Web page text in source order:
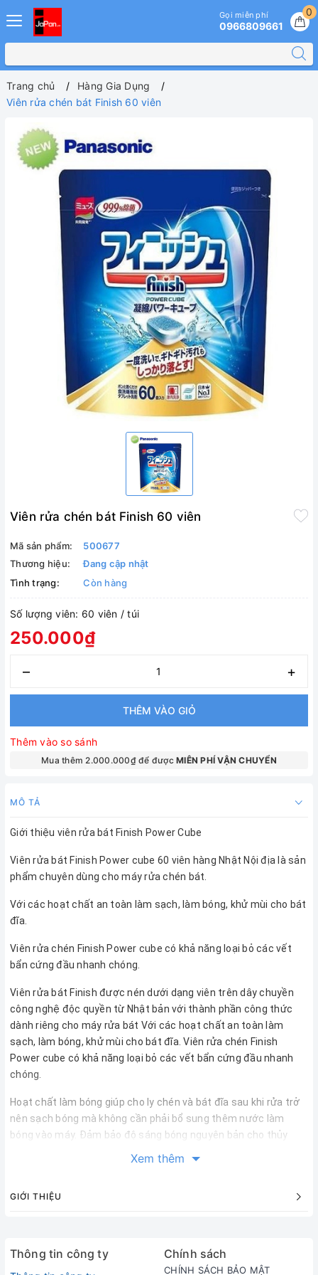
0
Gọi miễn phí
0966809661
Trang chủ
Hàng Gia Dụng
Viên rửa chén bát Finish 60 viên
Viên rửa chén bát Finish 60 viên
Mã sản phẩm:
500677
Thương hiệu:
Đang cập nhật
Tình trạng:
Còn hàng
Số lượng viên: 60 viên / túi
250.000₫
– +
THÊM VÀO GIỎ
Thêm vào so sánh
Mua thêm 2.000.000₫ để đượcMIÊN PHÍ VẬN CHUYỂN
MÔ TẢ
Giới thiệu viên rửa bát Finish Power Cube
Viên rửa bát Finish Power cube 60 viên hàng Nhật Nội địa là sản
phẩm chuyên dùng cho máy rửa chén bát.
Với các hoạt chất an toàn làm sạch, làm bóng, khử mùi cho bát
đĩa.
Viên rửa chén Finish Power cube có khả năng loại bỏ các vết
bẩn cứng đầu nhanh chóng.
Viên rửa bát Finish được nén dưới dạng viên trên dây chuyền
công nghệ độc quyền từ Nhật bản với thành phần công thức
dành riêng cho máy rửa bát Với các hoạt chất an toàn làm
sạch, làm bóng, khử mùi cho bát đĩa. Viên rửa chén Finish
Power cube có khả năng loại bỏ các vết bẩn cứng đầu nhanh
chóng.
Hoạt chất làm bóng giúp cho ly chén và bát đĩa sau khi rửa trở
nên sạch bóng mà không cần phải bổ sung thêm nước làm
bóng vào máy. Đảm bảo độ sáng bóng nguyên bản cho thủy
Tinh dầu tự nhiên tạo hương thơm dịu nhẹ cho chén đĩa sau khi
chất đặc biệt bảo vệ bề mặt inox, loại bỏ mọi vết bẩn gây hoen
Xem thêm
GIỚI THIỆU
Thông tin công ty Chính sách
CHÍNH SÁCH BẢO MẬT